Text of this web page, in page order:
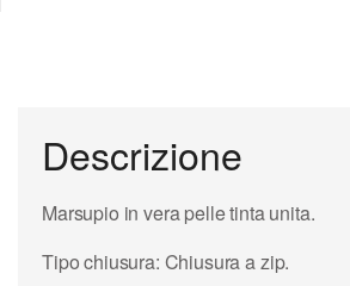
Descrizione
Marsupio in vera pelle tinta unita.
Tipo chiusura: Chiusura a zip.